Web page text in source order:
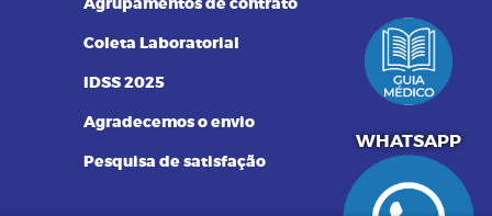
Agrupamentos de contrato
Coleta Laboratorial
IDSS 2025
Agradecemos o envio
Pesquisa de satisfação
551340072250
WHATSAPP